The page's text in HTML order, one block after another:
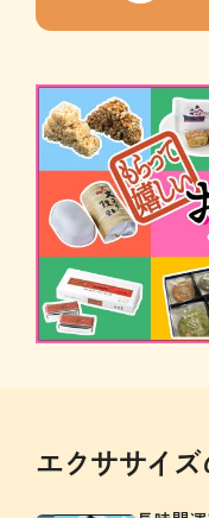
エクササイ